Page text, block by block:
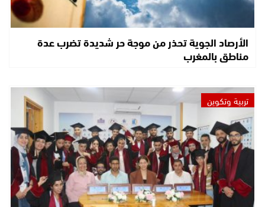
الأرصاد الجوية تحذر من موجة حر شديدة تضرب عدة
مناطق بالمغرب
تربية وتكوين